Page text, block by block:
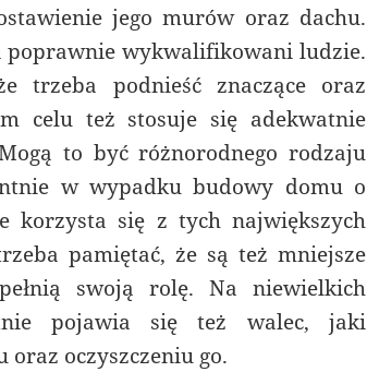
jego murów oraz dachu.
poprawnie wykwalifikowani ludzie.
trzeba podnieść znaczące oraz
celu też stosuje się adekwatnie
to być różnorodnego rodzaju
w wypadku budowy domu o
korzysta się z tych największych
pamiętać, że są też mniejsze
swoją rolę. Na niewielkich
pojawia się też walec, jaki
oczyszczeniu go.